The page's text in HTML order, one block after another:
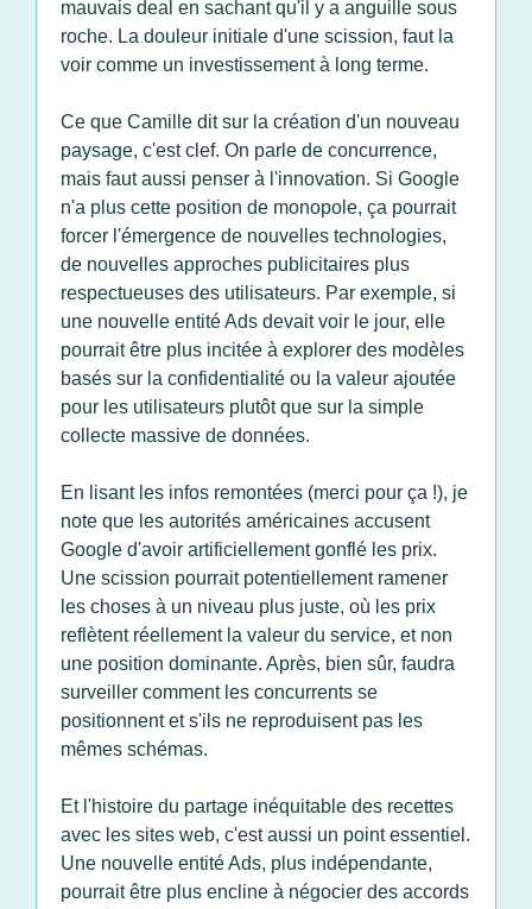
mauvais deal en sachant qu'il y a anguille sous
roche. La douleur initiale d'une scission, faut la
voir comme un investissement à long terme.
Ce que Camille dit sur la création d'un nouveau
paysage, c'est clef. On parle de concurrence,
mais faut aussi penser à l'innovation. Si Google
n'a plus cette position de monopole, ça pourrait
forcer l'émergence de nouvelles technologies,
de nouvelles approches publicitaires plus
respectueuses des utilisateurs. Par exemple, si
une nouvelle entité Ads devait voir le jour, elle
pourrait être plus incitée à explorer des modèles
basés sur la confidentialité ou la valeur ajoutée
pour les utilisateurs plutôt que sur la simple
collecte massive de données.
En lisant les infos remontées (merci pour ça !), je
note que les autorités américaines accusent
Google d'avoir artificiellement gonflé les prix.
Une scission pourrait potentiellement ramener
les choses à un niveau plus juste, où les prix
reflètent réellement la valeur du service, et non
une position dominante. Après, bien sûr, faudra
surveiller comment les concurrents se
positionnent et s'ils ne reproduisent pas les
mêmes schémas.
Et l'histoire du partage inéquitable des recettes
avec les sites web, c'est aussi un point essentiel.
Une nouvelle entité Ads, plus indépendante,
pourrait être plus encline à négocier des accords